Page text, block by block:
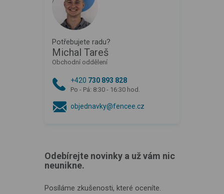
Potřebujete radu?
Michal Tareš
Obchodní oddělení
+420 730 893 828
Po - Pá: 8:30 - 16:30 hod.
objednavky@fencee.cz
Odebírejte novinky a už vám nic
neunikne.
Posíláme zkušenosti, které oceníte.